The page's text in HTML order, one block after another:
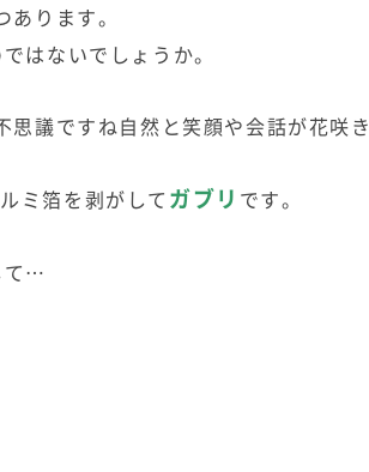
ります。
はないでしょうか。
議ですね自然と笑顔や会話が花咲き
ミ箔を剥がして ガブリ です。
て…